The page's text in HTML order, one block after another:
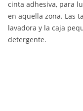
cinta adhesiva, para
en aquella zona. Las
lavadora y la caja
detergente.